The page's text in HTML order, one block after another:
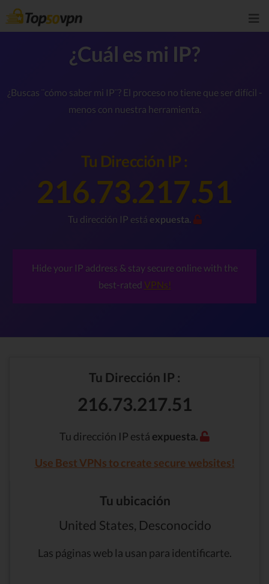
¿Cuál es mi IP?
¿Buscas ¨cómo saber mi IP¨? El proceso no tiene que ser difícil -
menos con nuestra herramienta.
Tu Dirección IP :
216.73.217.51
Tu dirección IP está expuesta.
Hide your IP address & stay secure online with the
best-rated VPNs!
Tu Dirección IP :
216.73.217.51
Tu dirección IP está expuesta.
Use Best VPNs to create secure websites!
Tu ubicación
United States, Desconocido
Las páginas web la usan para identificarte.